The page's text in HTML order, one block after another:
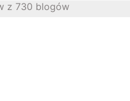
z 730 blogów